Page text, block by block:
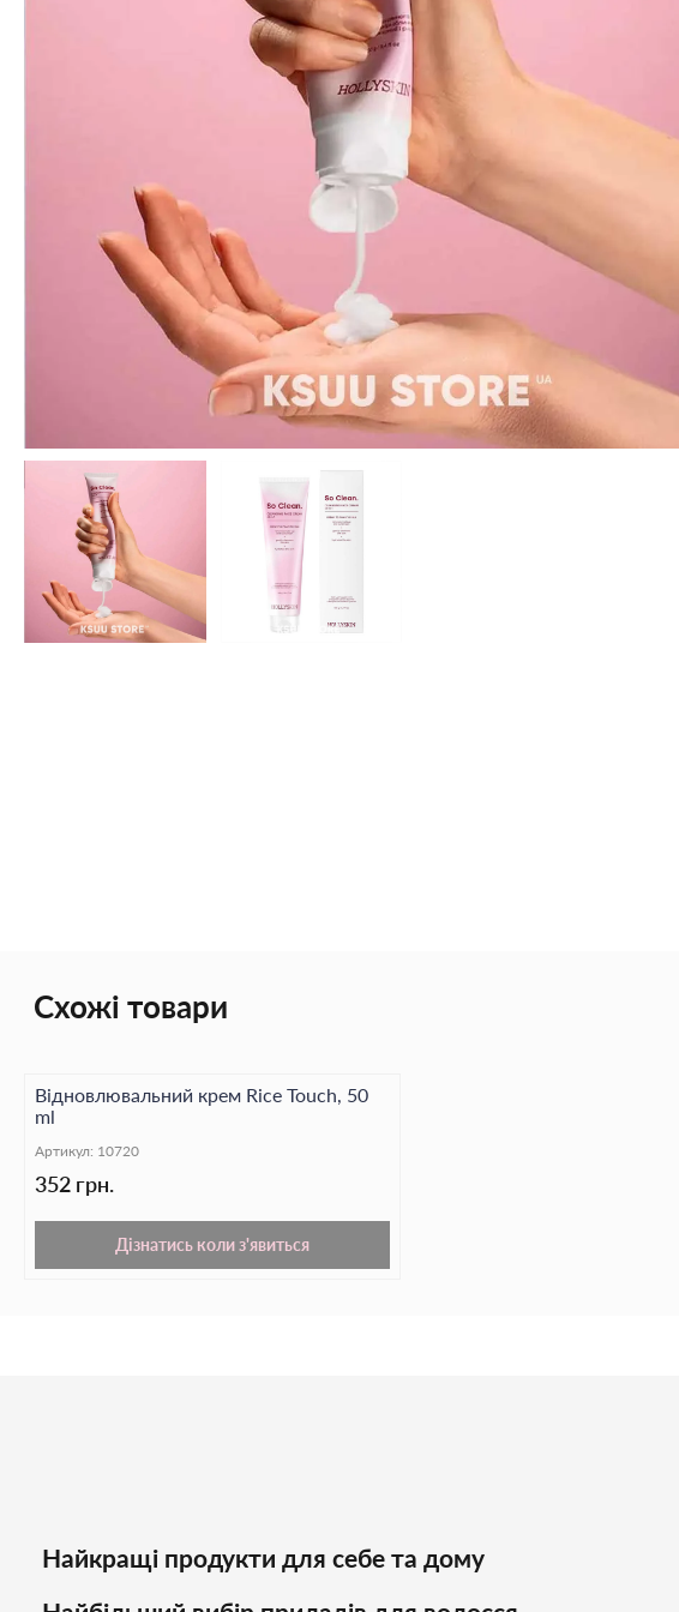
Схожі товари
Відновлювальний крем Rice Touch, 50
ml
Артикул: 10720
352 грн.
Дізнатись коли з'явиться
Найкращі продукти для себе та дому